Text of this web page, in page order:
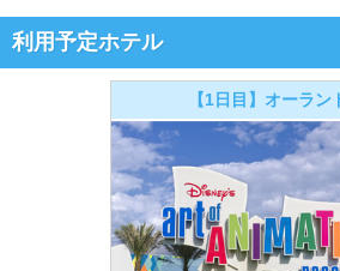
利用予定ホテル
【1日目】オーラン